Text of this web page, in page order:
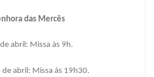
das Mercês
abril: Missa às 9h.
de abril: Missa às 19h30.